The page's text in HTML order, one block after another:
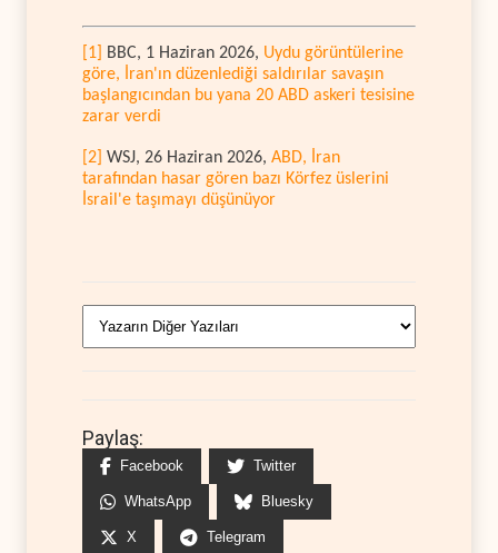
[1] BBC, 1 Haziran 2026, Uydu görüntülerine
göre, İran'ın düzenlediği saldırılar savaşın
başlangıcından bu yana 20 ABD askeri tesisine
zarar verdi
[2] WSJ, 26 Haziran 2026, ABD, İran
tarafından hasar gören bazı Körfez üslerini
İsrail'e taşımayı düşünüyor
Paylaş:
Facebook Twitter
WhatsApp Bluesky
X Telegram